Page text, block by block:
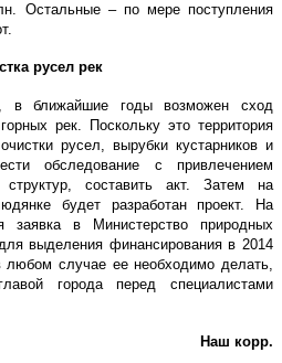
Остальные – по мере поступления
русел рек
в ближайшие годы возможен сход
рек. Поскольку это территория
русел, вырубки кустарников и
обследование с привлечением
структур, составить акт. Затем на
будет разработан проект. На
заявка в Министерство природных
выделения финансирования в 2014
любом случае ее необходимо делать,
города перед специалистами
Наш корр.